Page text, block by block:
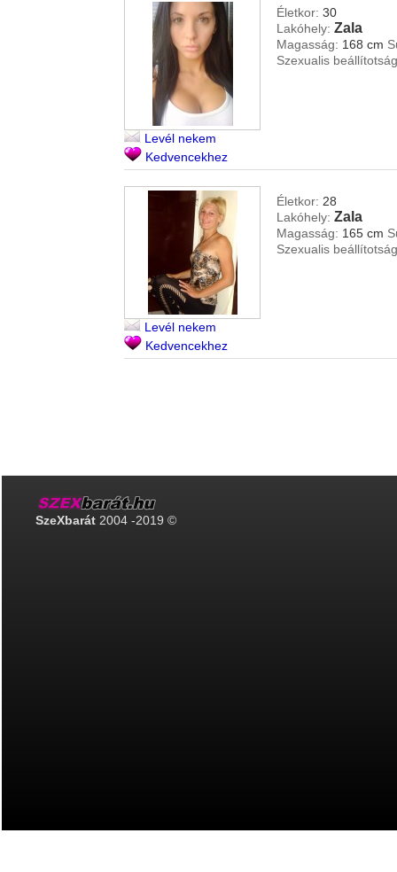
Levél nekem
Kedvencekhez
Életkor: 30
Lakóhely: Zala
Magasság: 168 cm
Szexualis
Levél nekem
Kedvencekhez
Életkor: 28
Lakóhely: Zala
Magasság: 165 cm
Szexualis
SzeXbarát 2004 -2019 ©